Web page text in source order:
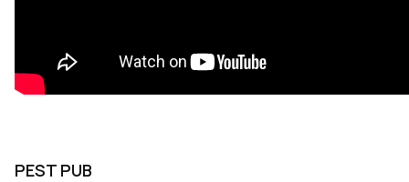
PEST PUB